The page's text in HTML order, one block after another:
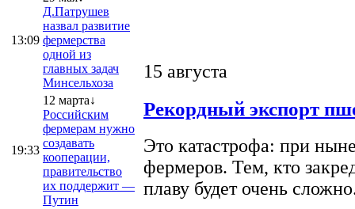
13:09
Д.Патрушев
назвал развитие
фермерства
одной из
главных задач
Минсельхоза
19:33
12 марта↓
Российским
фермерам нужно
создавать
кооперации,
правительство
их поддержит —
Путин
15 августа
Рекордный экспорт
Это катастрофа: при
фермеров. Тем, кто
плаву будет очень